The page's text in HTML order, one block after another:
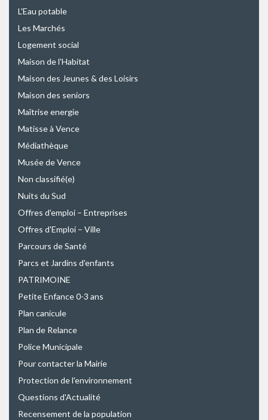
L'Eau potable
Les Marchés
Logement social
Maison de l'Habitat
Maison des Jeunes & des Loisirs
Maison des seniors
Maîtrise energie
Matisse à Vence
Médiathèque
Musée de Vence
Non classifié(e)
Nuits du Sud
Offres d'emploi – Entreprises
Offres d'Emploi – Ville
Parcours de Santé
Parcs et Jardins d'enfants
PATRIMOINE
Petite Enfance 0-3 ans
Plan canicule
Plan de Relance
Police Municipale
Pour contacter la Mairie
Protection de l'environnement
Questions d'Actualité
Recensement de la population